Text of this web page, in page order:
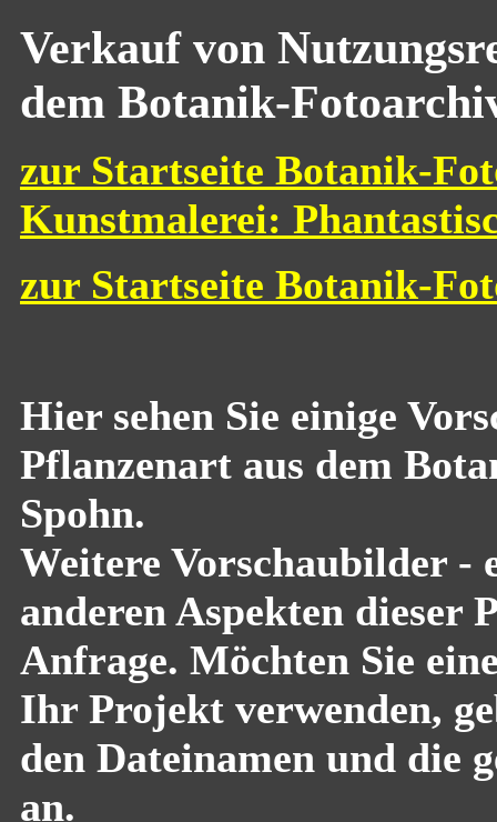
Verkauf von
dem Botanik-
zur Startseite Botanik-
Kunstmalerei:
zur Startseite Botanik-
Hier sehen Sie einige
Pflanzenart aus dem
Spohn.
Weitere Vorschaubilder -
anderen Aspekten dieser
Anfrage. Möchten Sie
Ihr Projekt verwenden,
den Dateinamen und die
an.